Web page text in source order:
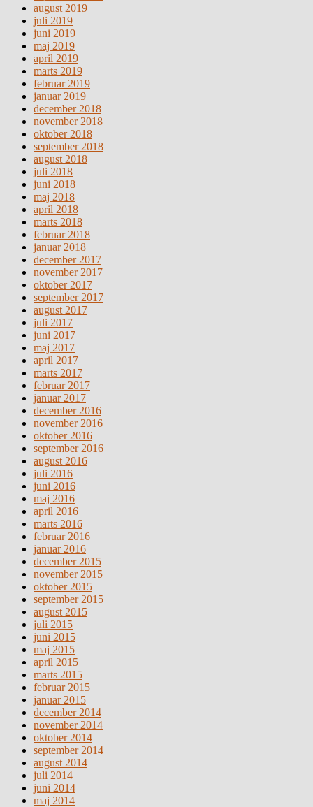
august 2019
juli 2019
juni 2019
maj 2019
april 2019
marts 2019
februar 2019
januar 2019
december 2018
november 2018
oktober 2018
september 2018
august 2018
juli 2018
juni 2018
maj 2018
april 2018
marts 2018
februar 2018
januar 2018
december 2017
november 2017
oktober 2017
september 2017
august 2017
juli 2017
juni 2017
maj 2017
april 2017
marts 2017
februar 2017
januar 2017
december 2016
november 2016
oktober 2016
september 2016
august 2016
juli 2016
juni 2016
maj 2016
april 2016
marts 2016
februar 2016
januar 2016
december 2015
november 2015
oktober 2015
september 2015
august 2015
juli 2015
juni 2015
maj 2015
april 2015
marts 2015
februar 2015
januar 2015
december 2014
november 2014
oktober 2014
september 2014
august 2014
juli 2014
juni 2014
maj 2014